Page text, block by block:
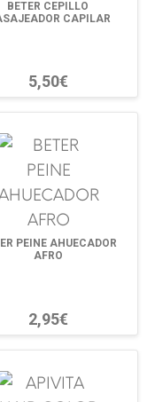
BETER CEPILLO
CAPILAR
5,50€
PEINE AHUECADOR
AFRO
2,95€